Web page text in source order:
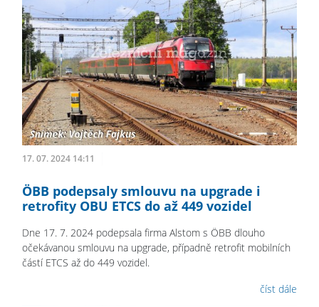
17. 07. 2024 14:11
ÖBB podepsaly smlouvu na upgrade i
retrofity OBU ETCS do až 449 vozidel
Dne 17. 7. 2024 podepsala firma Alstom s ÖBB dlouho
očekávanou smlouvu na upgrade, případně retrofit mobilních
částí ETCS až do 449 vozidel.
číst dále